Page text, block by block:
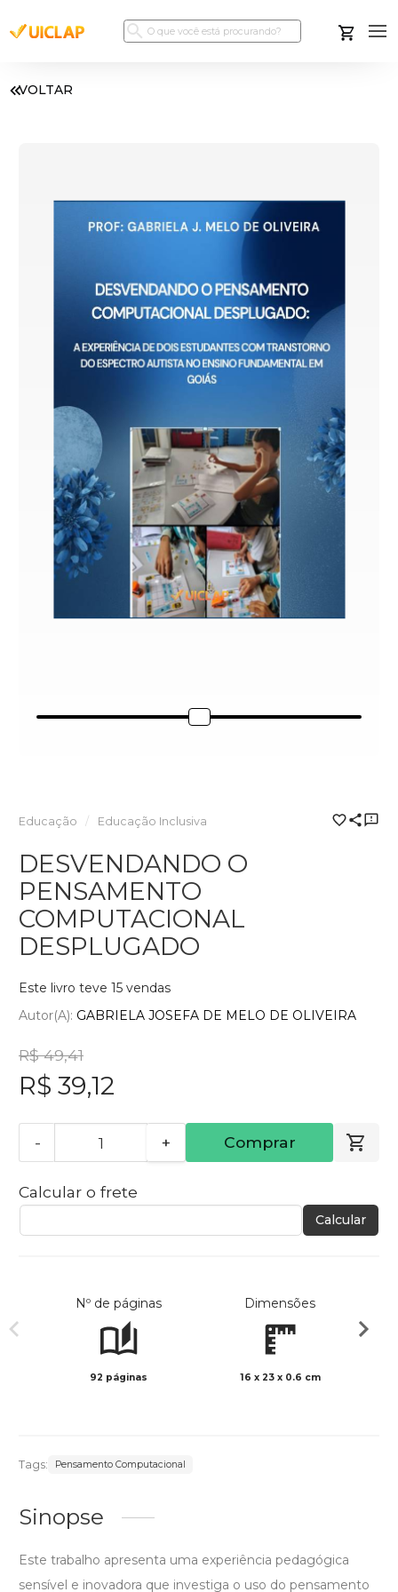
VOLTAR
Educação Educação Inclusiva
DESVENDANDO O
PENSAMENTO
COMPUTACIONAL
DESPLUGADO
Este livro teve 15 vendas
Autor(a): GABRIELA JOSEFA DE MELO DE OLIVEIRA
R$ 49,41
R$ 39,12
- + Comprar
Calcular o frete
Calcular
Nº de páginas
92 páginas
Dimensões
16 x 23 x 0.6 cm
Tags: Pensamento Computacional
Sinopse
Este trabalho apresenta uma experiência pedagógica
sensível e inovadora que investiga o uso do pensamento